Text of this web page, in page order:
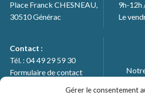
Gérer le consentement
Place Franck CHESNEAU,
30510 Générac
9h-12h
Le
Contact :
Tél. : 04 49 29 59 30
Formulaire de contact